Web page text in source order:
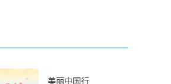
美丽中国行